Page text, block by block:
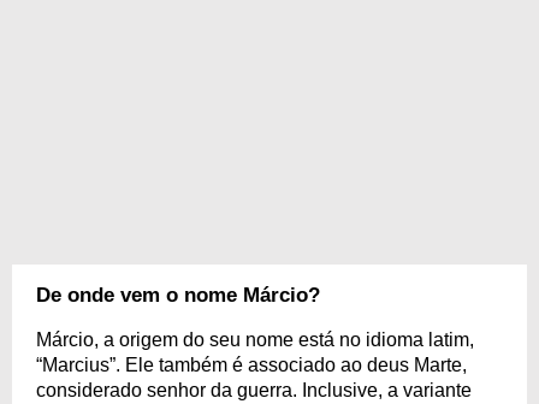
De onde vem o nome Márcio?
Márcio, a origem do seu nome está no idioma latim,
“Marcius”. Ele também é associado ao deus Marte,
considerado senhor da guerra. Inclusive, a variante